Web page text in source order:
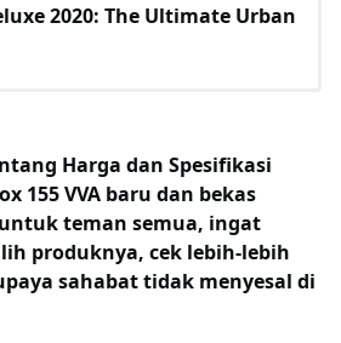
2020: The Ultimate Urban
Harga dan Spesifikasi
155 VVA baru dan bekas
teman semua, ingat
produknya, cek lebih-lebih
sahabat tidak menyesal di